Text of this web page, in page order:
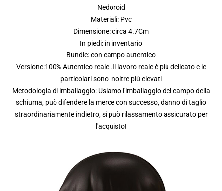
Nedoroid
Materiali: Pvc
Dimensione: circa 4.7Cm
In piedi: in inventario
Bundle: con campo autentico
Versione:100% Autentico reale .Il lavoro reale è più delicato e le
particolari sono inoltre più elevati
Metodologia di imballaggio: Usiamo l'imballaggio del campo della
schiuma, può difendere la merce con successo, danno di taglio
straordinariamente indietro, si può rilassamento assicurato per
l'acquisto!